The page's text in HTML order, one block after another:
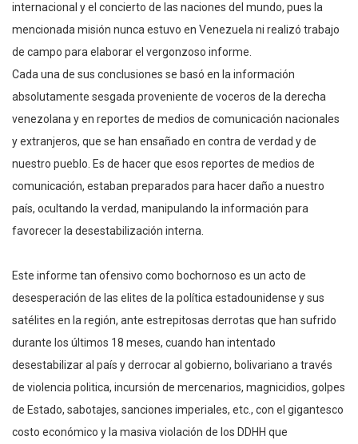
internacional y el concierto de las naciones del mundo, pues la
mencionada misión nunca estuvo en Venezuela ni realizó trabajo
de campo para elaborar el vergonzoso informe.
Cada una de sus conclusiones se basó en la información
absolutamente sesgada proveniente de voceros de la derecha
venezolana y en reportes de medios de comunicación nacionales
y extranjeros, que se han ensañado en contra de verdad y de
nuestro pueblo. Es de hacer que esos reportes de medios de
comunicación, estaban preparados para hacer daño a nuestro
país, ocultando la verdad, manipulando la información para
favorecer la desestabilización interna.
Este informe tan ofensivo como bochornoso es un acto de
desesperación de las elites de la política estadounidense y sus
satélites en la región, ante estrepitosas derrotas que han sufrido
durante los últimos 18 meses, cuando han intentado
desestabilizar al país y derrocar al gobierno, bolivariano a través
de violencia politica, incursión de mercenarios, magnicidios, golpes
de Estado, sabotajes, sanciones imperiales, etc., con el gigantesco
costo económico y la masiva violación de los DDHH que